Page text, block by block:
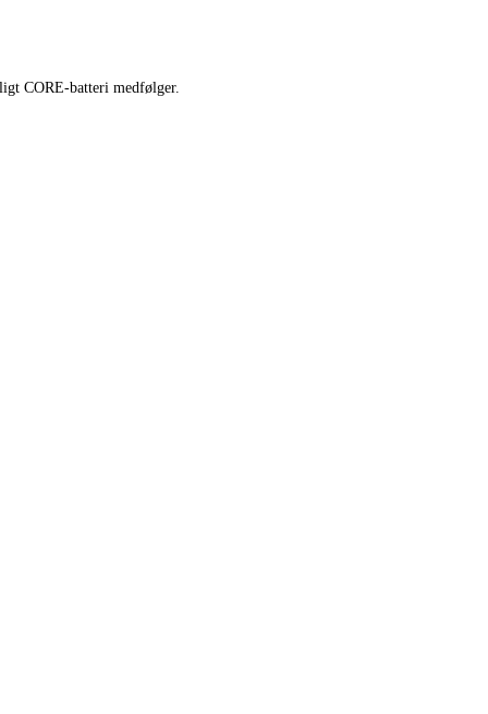
CORE-batteri medfølger.